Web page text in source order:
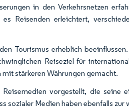
in den Verkehrsnetzen
Reisenden erleichtert,
Tourismus erheblich
Reiseziel für
stärkeren Währungen gemacht.
vorgestellt, die seine
sozialer Medien haben ebenfalls